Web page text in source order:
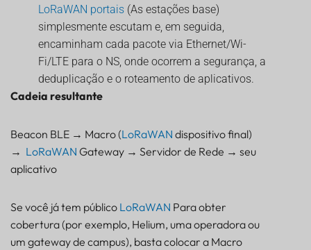
LoRaWAN portais (As estações base)
simplesmente escutam e, em seguida,
encaminham cada pacote via Ethernet/Wi-
Fi/LTE para o NS, onde ocorrem a segurança, a
deduplicação e o roteamento de aplicativos.
Cadeia resultante
Beacon BLE → Macro (LoRaWAN dispositivo final)
→ LoRaWAN Gateway → Servidor de Rede → seu
aplicativo
Se você já tem público LoRaWAN Para obter
cobertura (por exemplo, Helium, uma operadora ou
um gateway de campus), basta colocar a Macro